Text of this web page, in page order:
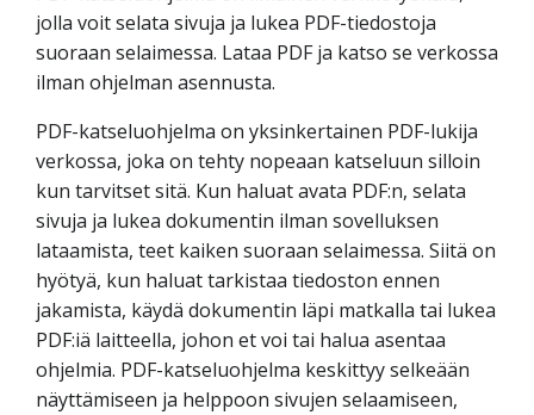
jolla voit selata sivuja ja lukea PDF-tiedostoja
suoraan selaimessa. Lataa PDF ja katso se verkossa
ilman ohjelman asennusta.
PDF-katseluohjelma on yksinkertainen PDF-lukija
verkossa, joka on tehty nopeaan katseluun silloin
kun tarvitset sitä. Kun haluat avata PDF:n, selata
sivuja ja lukea dokumentin ilman sovelluksen
lataamista, teet kaiken suoraan selaimessa. Siitä on
hyötyä, kun haluat tarkistaa tiedoston ennen
jakamista, käydä dokumentin läpi matkalla tai lukea
PDF:iä laitteella, johon et voi tai halua asentaa
ohjelmia. PDF-katseluohjelma keskittyy selkeään
näyttämiseen ja helppoon sivujen selaamiseen,